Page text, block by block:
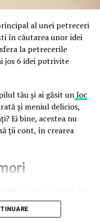
datelor personale și
verificarea atentă a
la numărul
săptămâni folosesc
și mesaje care
sau acces gratuit la
avertisment privind
oficială prin
precum
peste 300 de
ecranul de
al unei petreceri
în căutarea unor idei
la petrecerile
jos 6 idei potrivite
tău și ai găsit unloc
și meniul delicios,
Ei bine, acestea nu
ții cont, în crearea
mai distractive
să ascunzi câteva